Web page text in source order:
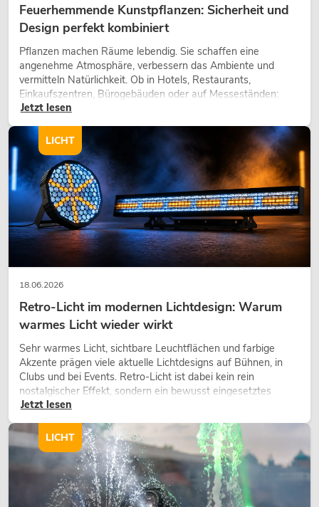
OMNITRONIC XDA-1002 Class-D-
Verstärker
No. 10451635
Bestand reicht ca. 12 Wo.
345,00€
Verstärker
No. 10451636
Bestand reicht ca. 12 Wo.
549,00€
Feuerhemmende Kunstpflanzen: Sicherheit und
Design perfekt kombiniert
Pflanzen machen Räume lebendig. Sie schaffen eine
angenehme Atmosphäre, verbessern das Ambiente und
vermitteln Natürlichkeit. Ob in Hotels, Restaurants,
Einkaufszentren, Bürogebäuden oder auf Messeständen:
eine hochwertige Begrünung gehört heute längst zum
Jetzt lesen
18.06.2026
Retro-Licht im modernen Lichtdesign: Warum
warmes Licht wieder wirkt
Sehr warmes Licht, sichtbare Leuchtflächen und farbige
Akzente prägen viele aktuelle Lichtdesigns auf Bühnen, in
Clubs und bei Events. Retro-Licht ist dabei kein rein
nostalgischer Effekt, sondern ein bewusst eingesetztes
Gestaltungsmittel: Es schafft Atmosphäre, gibt Szenen
wirken lassen.
Jetzt lesen
LICHT
LICHT